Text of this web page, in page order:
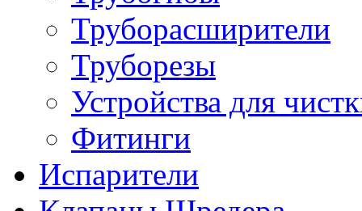
Труборасширители
Труборезы
Устройства для
Фитинги
Испарители